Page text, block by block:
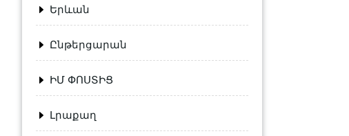
Երևան
Ընթերցարան
ԻՄ ՓՈՍՏԻՑ
Լրաքաղ